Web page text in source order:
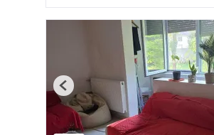
Previous